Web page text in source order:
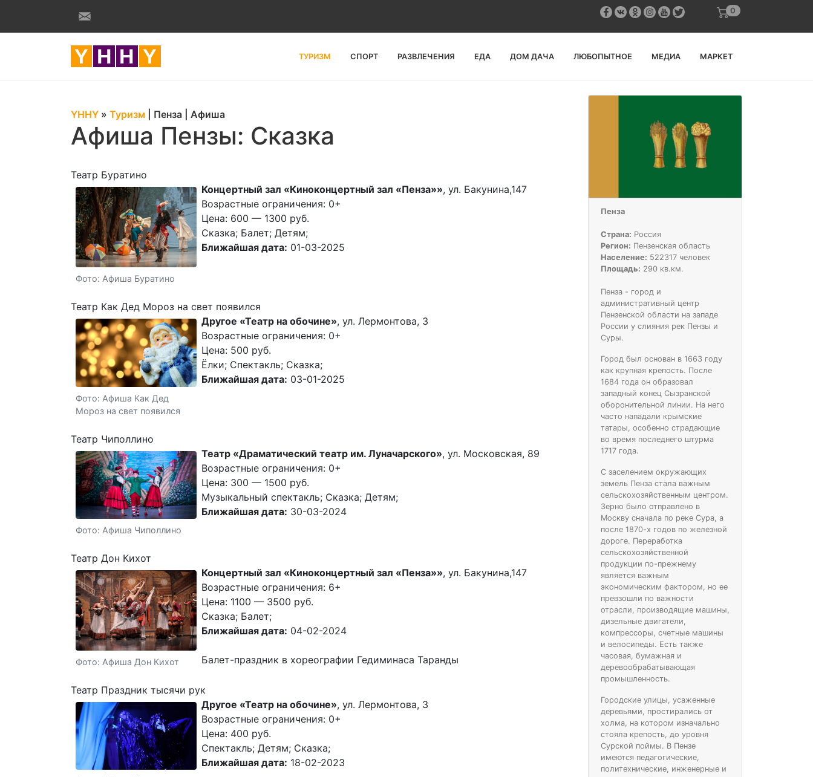
0
ТУРИЗМ СПОРТ РАЗВЛЕЧЕНИЯ ЕДА ДОМ ДАЧА ЛЮБОПЫТНОЕ МЕДИА МАРКЕТ
YHHY » Туризм Пенза Афиша
Афиша Пензы: Сказка
Театр Буратино
Фото: Афиша Буратино
Концертный зал «Киноконцертный зал «Пенза»», ул. Бакунина,147
Возрастные ограничения: 0+
Цена: 600 — 1300 руб.
Сказка; Балет; Детям;
Ближайшая дата: 01-03-2025
Театр Как Дед Мороз на свет появился
Фото: Афиша Как Дед
Мороз на свет появился
Другое «Театр на обочине», ул. Лермонтова, 3
Возрастные ограничения: 0+
Цена: 500 руб.
Ёлки; Спектакль; Сказка;
Ближайшая дата: 03-01-2025
Театр Чиполлино
Фото: Афиша Чиполлино
Театр «Драматический театр им. Луначарского», ул. Московская, 89
Возрастные ограничения: 0+
Цена: 300 — 1500 руб.
Музыкальный спектакль; Сказка; Детям;
Ближайшая дата: 30-03-2024
Театр Дон Кихот
Фото: Афиша Дон Кихот
Концертный зал «Киноконцертный зал «Пенза»», ул. Бакунина,147
Возрастные ограничения: 6+
Цена: 1100 — 3500 руб.
Сказка; Балет;
Ближайшая дата: 04-02-2024
Балет-праздник в хореографии Гедиминаса Таранды
Театр Праздник тысячи рук
Другое «Театр на обочине», ул. Лермонтова, 3
Возрастные ограничения: 0+
Цена: 400 руб.
Спектакль; Детям; Сказка;
Ближайшая дата: 18-02-2023
Пенза
Страна: Россия
Регион: Пензенская область
Население: 522317 человек
Площадь: 290 кв.км.
Пенза - город и
административный центр
Пензенской области на западе
России у слияния рек Пензы и
Суры.
Город был основан в 1663 году
как крупная крепость. После
1684 года он образовал
западный конец Сызранской
оборонительной линии. На него
часто нападали крымские
татары, особенно страдающие
во время последнего штурма
1717 года.
С заселением окружающих
земель Пенза стала важным
сельскохозяйственным центром.
Зерно было отправлено в
Москву сначала по реке Сура, а
после 1870-х годов по железной
дороге. Переработка
сельскохозяйственной
продукции по-прежнему
является важным
экономическим фактором, но ее
превзошли по важности
отрасли, производящие машины,
дизельные двигатели,
компрессоры, счетные машины
и велосипеды. Есть также
часовая, бумажная и
деревообрабатывающая
промышленность.
Городские улицы, усаженные
деревьями, простирались от
холма, на котором изначально
стояла крепость, до уровня
Сурской поймы. В Пензе
имеются педагогические,
политехнические, инженерные и